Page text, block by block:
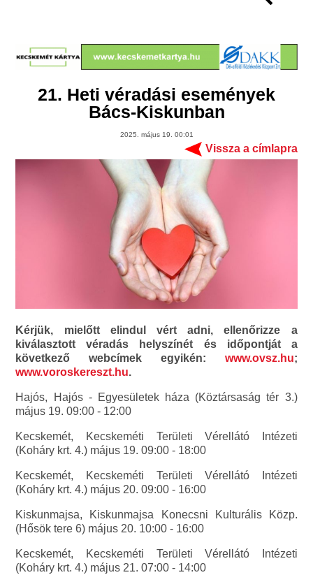
21. Heti véradási események
Bács-Kiskunban
2025. május 19. 00:01
Vissza a címlapra
Kérjük, mielőtt elindul vért adni, ellenőrizze a
kiválasztott véradás helyszínét és időpontját a
következő webcímek egyikén: www.ovsz.hu;
www.voroskereszt.hu.
Hajós, Hajós - Egyesületek háza (Köztársaság tér 3.)
május 19. 09:00 - 12:00
Kecskemét, Kecskeméti Területi Vérellátó Intézeti
(Koháry krt. 4.) május 19. 09:00 - 18:00
Kecskemét, Kecskeméti Területi Vérellátó Intézeti
(Koháry krt. 4.) május 20. 09:00 - 16:00
Kiskunmajsa, Kiskunmajsa Konecsni Kulturális Közp.
(Hősök tere 6) május 20. 10:00 - 16:00
Kecskemét, Kecskeméti Területi Vérellátó Intézeti
(Koháry krt. 4.) május 21. 07:00 - 14:00